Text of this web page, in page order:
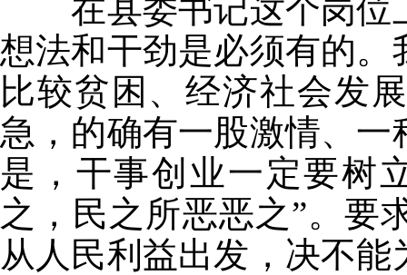
在县委书记这个岗位
想法和干劲是必须有的
比较贫困、经济社会发
急，的确有一股激情、
是，干事创业一定要树
之，民之所恶恶之”。要
从人民利益出发，决不